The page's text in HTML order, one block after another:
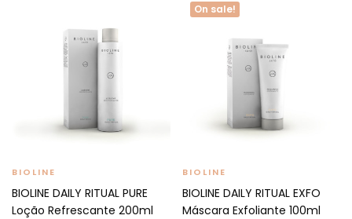
BIOLINE
BIOLINE DAILY RITUAL PURE
Loção Refrescante 200ml
On sale!
BIOLINE
BIOLINE DAILY RITUAL EXFO
Máscara Exfoliante 100ml